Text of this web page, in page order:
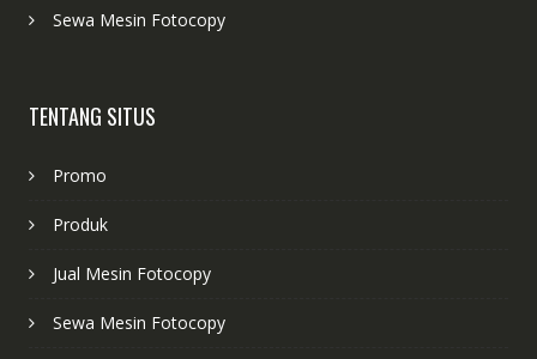
Sewa Mesin Fotocopy
TENTANG SITUS
Promo
Produk
Jual Mesin Fotocopy
Sewa Mesin Fotocopy